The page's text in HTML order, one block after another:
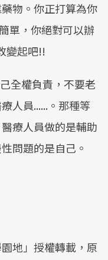
物。你正打算為你
單，你絕對可以辦
變起吧!!
全權負責，不要老
人員......。那種等
療人員做的是輔助
問題的是自己。
地」授權轉載，原